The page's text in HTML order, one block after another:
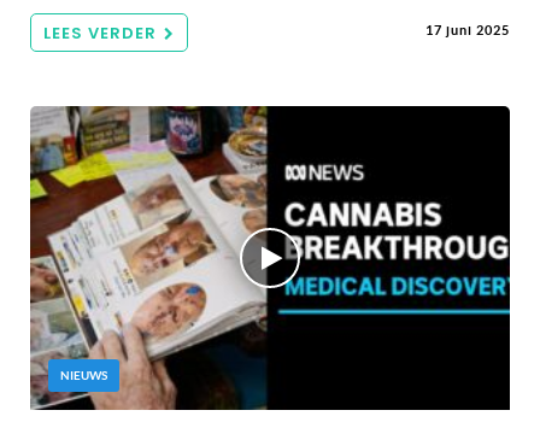
LEES VERDER 17 juni 2025
NIEUWS